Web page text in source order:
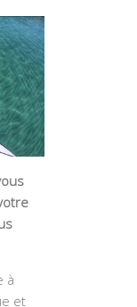
à
et